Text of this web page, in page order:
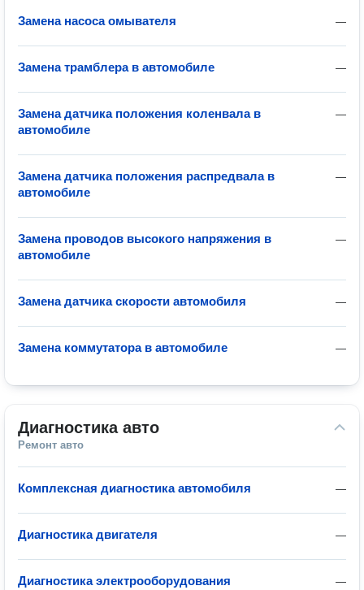
—
Замена насоса омывателя
—
Замена трамблера в автомобиле
—
Замена датчика положения коленвала в
автомобиле
—
Замена датчика положения распредвала в
автомобиле
—
Замена проводов высокого напряжения в
автомобиле
—
Замена датчика скорости автомобиля
—
Замена коммутатора в автомобиле
Диагностика авто
Ремонт авто
—
Комплексная диагностика автомобиля
—
Диагностика двигателя
—
Диагностика электрооборудования